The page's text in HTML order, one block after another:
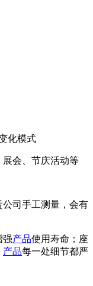
化模式
会、节庆活动等
司手工测量，会有
强产品使用寿命；座
产品每一处细节都严